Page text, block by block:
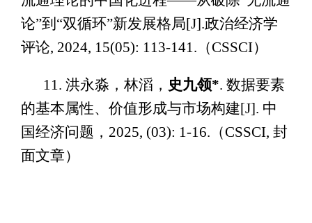
论”到“双循环”新发展格局[J].政治经济学
评论, 2024, 15(05): 113-141.（CSSCI）
11. 洪永淼，林滔， 史九领*. 数据要素
的基本属性、价值形成与市场构建[J]. 中
国经济问题，2025, (03): 1-16.（CSSCI, 封
面文章）